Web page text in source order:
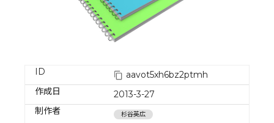
ID
aavot5xh6bz2ptmh
作成日
2013-3-27
制作者
杉谷英広